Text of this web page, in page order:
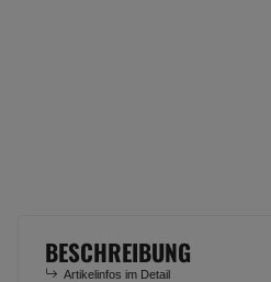
BESCHREIBUNG
Artikelinfos im Detail